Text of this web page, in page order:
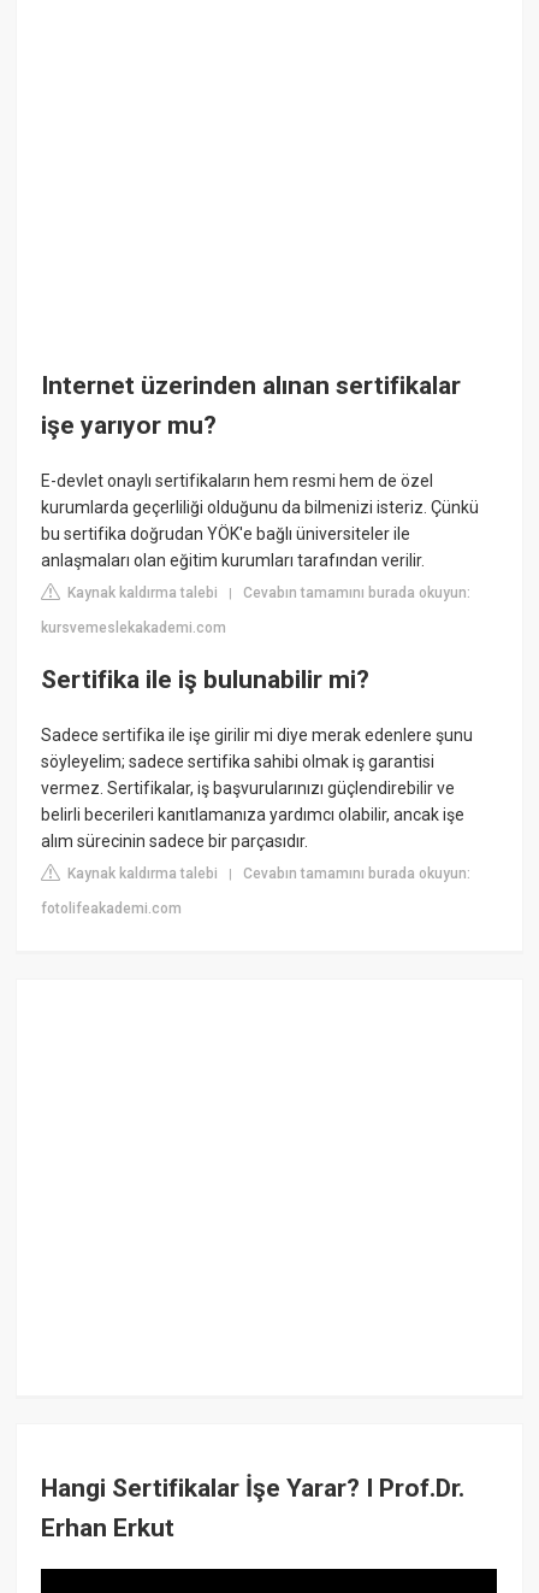
Internet üzerinden alınan sertifikalar
işe yarıyor mu?
E-devlet onaylı sertifikaların hem resmi hem de özel
kurumlarda geçerliliği olduğunu da bilmenizi isteriz. Çünkü
bu sertifika doğrudan YÖK'e bağlı üniversiteler ile
anlaşmaları olan eğitim kurumları tarafından verilir.
Kaynak kaldırma talebi |Cevabın tamamını burada okuyun:
kursvemeslekakademi.com
Sertifika ile iş bulunabilir mi?
Sadece sertifika ile işe girilir mi diye merak edenlere şunu
söyleyelim; sadece sertifika sahibi olmak iş garantisi
vermez. Sertifikalar, iş başvurularınızı güçlendirebilir ve
belirli becerileri kanıtlamanıza yardımcı olabilir, ancak işe
alım sürecinin sadece bir parçasıdır.
Kaynak kaldırma talebi |Cevabın tamamını burada okuyun:
fotolifeakademi.com
Hangi Sertifikalar İşe Yarar? I Prof.Dr.
Erhan Erkut